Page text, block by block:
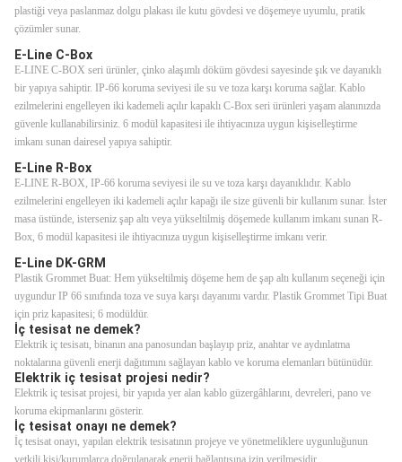
plastiği veya paslanmaz dolgu plakası ile kutu gövdesi ve döşemeye uyumlu, pratik
çözümler sunar.
E-Line C-Box
E-LINE C-BOX seri ürünler, çinko alaşımlı döküm gövdesi sayesinde şık ve dayanıklı
bir yapıya sahiptir. IP-66 koruma seviyesi ile su ve toza karşı koruma sağlar. Kablo
ezilmelerini engelleyen iki kademeli açılır kapaklı C-Box seri ürünleri yaşam alanınızda
güvenle kullanabilirsiniz. 6 modül kapasitesi ile ihtiyacınıza uygun kişiselleştirme
imkanı sunan dairesel yapıya sahiptir.
E-Line R-Box
E-LINE R-BOX, IP-66 koruma seviyesi ile su ve toza karşı dayanıklıdır. Kablo
ezilmelerini engelleyen iki kademeli açılır kapağı ile size güvenli bir kullanım sunar. İster
masa üstünde, isterseniz şap altı veya yükseltilmiş döşemede kullanım imkanı sunan R-
Box, 6 modül kapasitesi ile ihtiyacınıza uygun kişiselleştirme imkanı verir.
E-Line DK-GRM
Plastik Grommet Buat: Hem yükseltilmiş döşeme hem de şap altı kullanım seçeneği için
uygundur IP 66 sınıfında toza ve suya karşı dayanımı vardır. Plastik Grommet Tipi Buat
için priz kapasitesi; 6 modüldür.
İç tesisat ne demek?
Elektrik iç tesisatı, binanın ana panosundan başlayıp priz, anahtar ve aydınlatma
noktalarına güvenli enerji dağıtımını sağlayan kablo ve koruma elemanları bütünüdür.
Elektrik iç tesisat projesi nedir?
Elektrik iç tesisat projesi, bir yapıda yer alan kablo güzergâhlarını, devreleri, pano ve
koruma ekipmanlarını gösterir.
İç tesisat onayı ne demek?
İç tesisat onayı, yapılan elektrik tesisatının projeye ve yönetmeliklere uygunluğunun
yetkili kişi/kurumlarca doğrulanarak enerji bağlantısına izin verilmesidir.